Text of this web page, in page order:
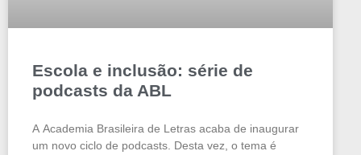
Escola e inclusão: série de
podcasts da ABL
A Academia Brasileira de Letras acaba de inaugurar
um novo ciclo de podcasts. Desta vez, o tema é